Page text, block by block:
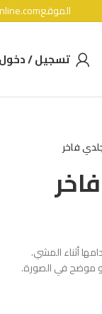
الموقع
تسجيل / دخول
فاخر
أثناء المشي.
موضح في الصورة.